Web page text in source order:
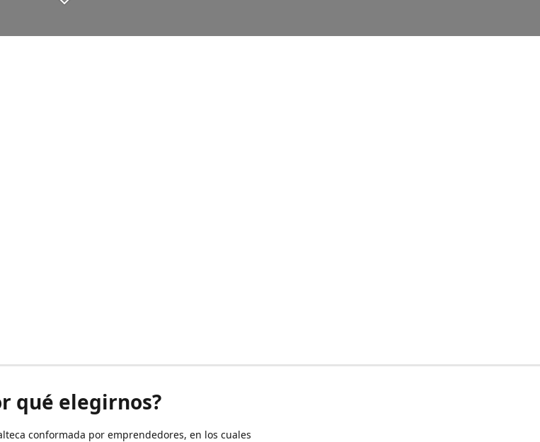
qué elegirnos?
conformada por emprendedores, en los cuales